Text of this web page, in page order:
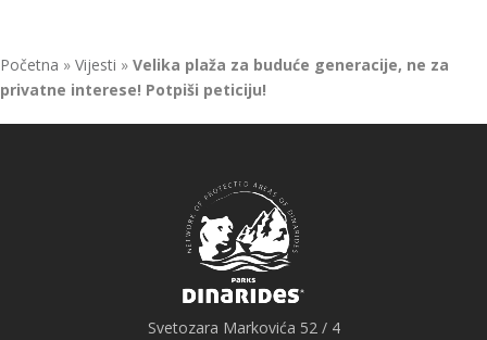
Početna » Vijesti » Velika plaža za buduće generacije, ne za
privatne interese! Potpiši peticiju!
Svetozara Markovića 52 / 4